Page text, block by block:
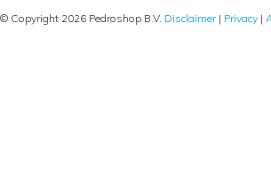
© Copyright 2026 Pedroshop B.V. Disclaimer| Privacy |